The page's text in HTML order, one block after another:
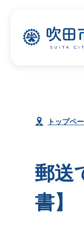
トップペ
郵送
書】